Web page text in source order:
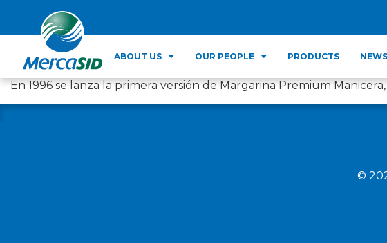
ABOUT US OUR PEOPLE PRODUCTS NEWS
En 1996 se lanza la primera versión de Margarina Premium
©